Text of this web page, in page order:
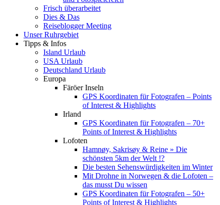
Frisch überarbeitet
Dies & Das
Reiseblogger Meeting
Unser Ruhrgebiet
Tipps & Infos
Island Urlaub
USA Urlaub
Deutschland Urlaub
Europa
Färöer Inseln
GPS Koordinaten für Fotografen – Points
of Interest & Highlights
Irland
GPS Koordinaten für Fotografen – 70+
Points of Interest & Highlights
Lofoten
Hamnøy, Sakrisøy & Reine » Die
schönsten 5km der Welt !?
Die besten Sehenswürdigkeiten im Winter
Mit Drohne in Norwegen & die Lofoten –
das musst Du wissen
GPS Koordinaten für Fotografen – 50+
Points of Interest & Highlights